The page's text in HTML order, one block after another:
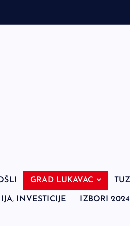
GRAD LUKAVAC
INVESTICIJE IZBORI